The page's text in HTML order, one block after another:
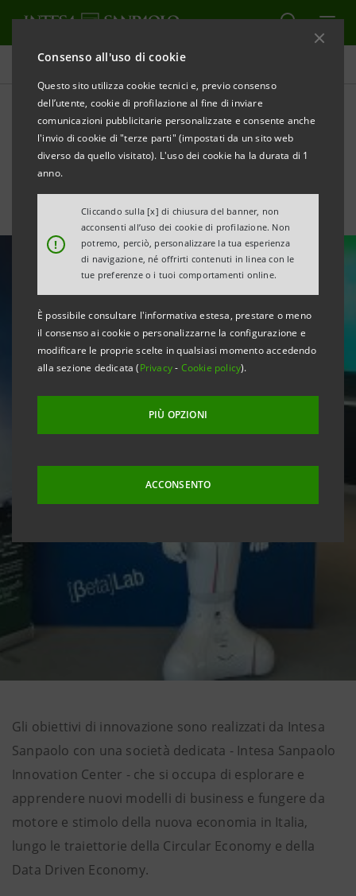
Consenso all'uso di cookie
Questo sito utilizza cookie tecnici e, previo consenso
dell’utente, cookie di profilazione al fine di inviare
comunicazioni pubblicitarie personalizzate e consente anche
l'invio di cookie di "terze parti" (impostati da un sito web
diverso da quello visitato). L'uso dei cookie ha la durata di 1
anno.
!
Cliccando sulla [x] di chiusura del banner, non
acconsenti all’uso dei cookie di profilazione. Non
potremo, perciò, personalizzare la tua esperienza
di navigazione, né offrirti contenuti in linea con le
tue preferenze o i tuoi comportamenti online.
È possibile consultare l'informativa estesa, prestare o meno
il consenso ai cookie o personalizzarne la configurazione e
modificare le proprie scelte in qualsiasi momento accedendo
alla sezione dedicata (Privacy- Cookie policy).
PIÙ OPZIONI
ACCONSENTO
Tutte le news
Innovazione come fattore di
competitività del Paese
Gli obiettivi di innovazione sono realizzati da Intesa
Sanpaolo con una società dedicata - Intesa Sanpaolo
Innovation Center - che si occupa di esplorare e
apprendere nuovi modelli di business e fungere da
motore e stimolo della nuova economia in Italia,
lungo le traiettorie della Circular Economy e della
Data Driven Economy.